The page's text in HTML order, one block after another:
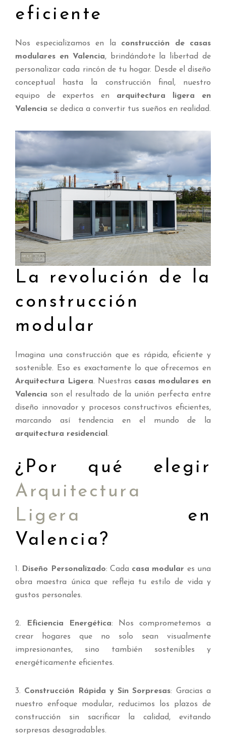
eficiente
Nos especializamos en la construcción de casas
modulares en Valencia, brindándote la libertad de
personalizar cada rincón de tu hogar. Desde el diseño
conceptual hasta la construcción final, nuestro
equipo de expertos en arquitectura ligera en
Valencia se dedica a convertir tus sueños en realidad.
La revolución de la
construcción
modular
Imagina una construcción que es rápida, eficiente y
sostenible. Eso es exactamente lo que ofrecemos en
Arquitectura Ligera. Nuestras casas modulares en
Valencia son el resultado de la unión perfecta entre
diseño innovador y procesos constructivos eficientes,
marcando así tendencia en el mundo de la
arquitectura residencial.
¿Por qué elegir
Arquitectura
Ligera
en
Valencia?
1. Diseño Personalizado: Cada casa modular es una
obra maestra única que refleja tu estilo de vida y
gustos personales.
2. Eficiencia Energética: Nos comprometemos a
crear hogares que no solo sean visualmente
impresionantes, sino también sostenibles y
energéticamente eficientes.
3. Construcción Rápida y Sin Sorpresas: Gracias a
nuestro enfoque modular, reducimos los plazos de
construcción sin sacrificar la calidad, evitando
sorpresas desagradables.